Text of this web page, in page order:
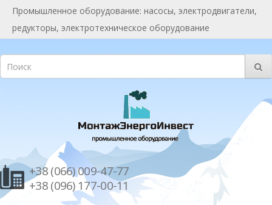
Промышленное оборудование: насосы, электродвигатели,
редукторы, электротехническое оборудование
+38 (066) 009-47-77
+38 (096) 177-00-11